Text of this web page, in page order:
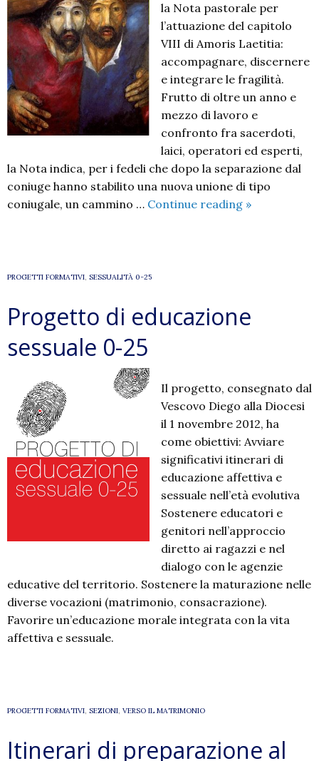
la Nota pastorale per
l’attuazione del capitolo
VIII di Amoris Laetitia:
accompagnare, discernere
e integrare le fragilità.
Frutto di oltre un anno e
mezzo di lavoro e
confronto fra sacerdoti,
laici, operatori ed esperti,
la Nota indica, per i fedeli che dopo la separazione dal
coniuge hanno stabilito una nuova unione di tipo
coniugale, un cammino … Continue reading Nota
di
Amoris
»
PROGETTI FORMATIVI, SESSUALITÀ 0-25
Progetto di educazione
sessuale 0-25
Il progetto, consegnato dal
Vescovo Diego alla Diocesi
il 1 novembre 2012, ha
come obiettivi: Avviare
significativi itinerari di
educazione affettiva e
sessuale nell’età evolutiva
Sostenere educatori e
genitori nell’approccio
diretto ai ragazzi e nel
dialogo con le agenzie
educative del territorio. Sostenere la maturazione nelle
diverse vocazioni (matrimonio, consacrazione).
Favorire un’educazione morale integrata con la vita
affettiva e sessuale.
PROGETTI FORMATIVI, SEZIONI, VERSO IL MATRIMONIO
Itinerari di preparazione al